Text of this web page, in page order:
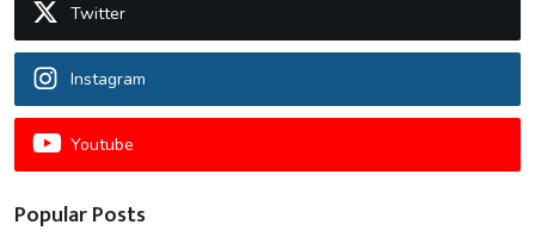
Twitter
Instagram
Youtube
Popular Posts